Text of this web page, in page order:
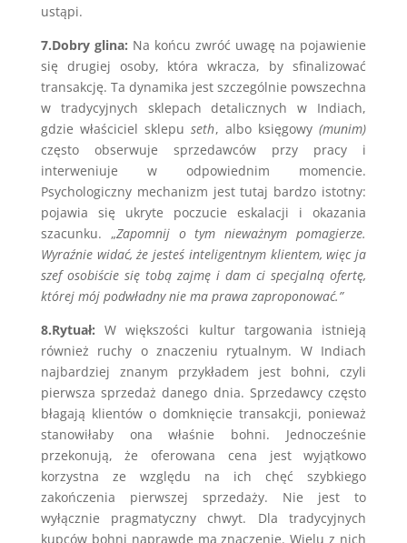
ustąpi.
7.Dobry glina: Na końcu zwróć uwagę na pojawienie
się drugiej osoby, która wkracza, by sfinalizować
transakcję. Ta dynamika jest szczególnie powszechna
w tradycyjnych sklepach detalicznych w Indiach,
gdzie właściciel sklepu seth, albo księgowy(munim)
często obserwuje sprzedawców przy pracy i
interweniuje w odpowiednim momencie.
Psychologiczny mechanizm jest tutaj bardzo istotny:
pojawia się ukryte poczucie eskalacji i okazania
szacunku. „Zapomnij o tym nieważnym pomagierze.
Wyraźnie widać, że jesteś inteligentnym klientem, więc ja
szef osobiście się tobą zajmę i dam ci specjalną ofertę,
której mój podwładny nie ma prawa zaproponować.”
8.Rytuał:W większości kultur targowania istnieją
również ruchy o znaczeniu rytualnym. W Indiach
najbardziej znanym przykładem jest bohni, czyli
pierwsza sprzedaż danego dnia. Sprzedawcy często
błagają klientów o domknięcie transakcji, ponieważ
stanowiłaby ona właśnie bohni. Jednocześnie
przekonują, że oferowana cena jest wyjątkowo
korzystna ze względu na ich chęć szybkiego
zakończenia pierwszej sprzedaży. Nie jest to
wyłącznie pragmatyczny chwyt. Dla tradycyjnych
kupców bohni naprawdę ma znaczenie. Wielu z nich